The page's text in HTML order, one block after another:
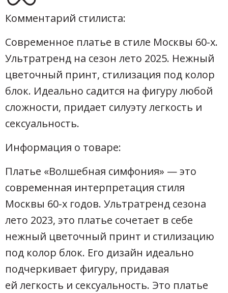
Комментарий стилиста:
Современное платье в стиле Москвы 60-х.
Ультратренд на сезон лето 2025. Нежный
цветочный принт, стилизация под колор
блок. Идеально садится на фигуру любой
сложности, придает силуэту легкость и
сексуальность.
Информация о товаре:
Платье «Волшебная симфония» — это
современная интерпретация стиля
Москвы 60-х годов. Ультратренд сезона
лето 2023, это платье сочетает в себе
нежный цветочный принт и стилизацию
под колор блок. Его дизайн идеально
подчеркивает фигуру, придавая
ей легкость и сексуальность. Это платье